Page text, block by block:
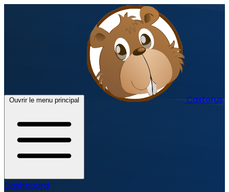
Ouvrir le menu principal Castorus
Dashboard